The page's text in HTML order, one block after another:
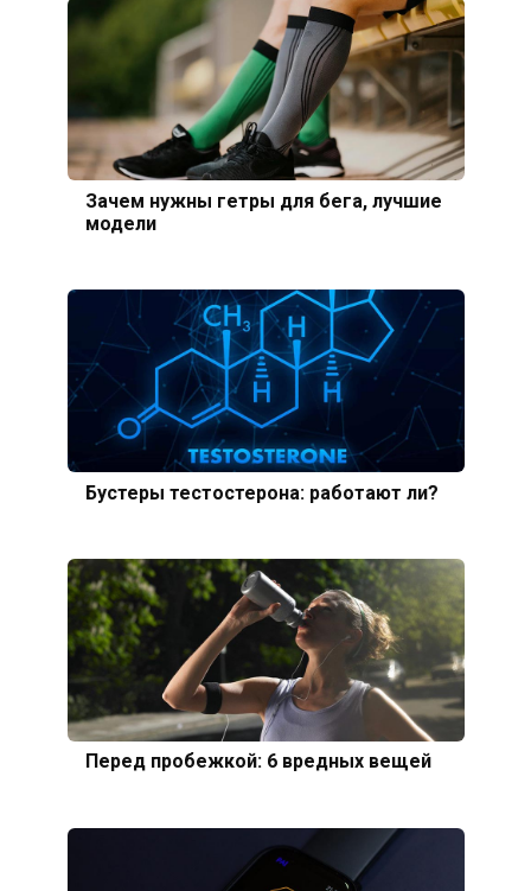
Зачем нужны гетры для бега, лучшие
модели
Бустеры тестостерона: работают ли?
Перед пробежкой: 6 вредных вещей